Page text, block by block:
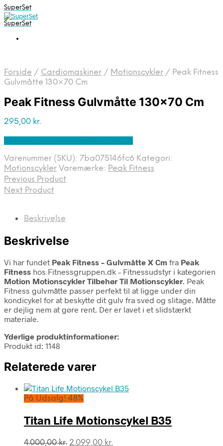
SuperSet
SuperSet
Forside / Cardiomaskiner / Motionscykler / Peak Fitness
Gulvmåtte 130×70 Cm
Peak Fitness Gulvmåtte 130×70 Cm
295,00 kr.
Varenummer (SKU): 7ba075146fc6 Kategori:
Motionscykler Varemærke: Peak Fitness
Previous Product
Next Product
Beskrivelse
Beskrivelse
Vi har fundet Peak Fitness – Gulvmåtte X Cm fra Peak
Fitness hos Fitnessgruppen.dk – Fitnessudstyr i kategorien
Motion Motionscykler Tilbehør Til Motionscykler. Peak
Fitness gulvmåtte passer perfekt til at ligge under din
kondicykel for at beskytte dit gulv fra sved og slitage. Måtte
er dejlig nem at gøre rent. Der er lavet i et slidstærkt
materiale.
Yderlige produktinformationer:
Produkt id: 1148
Relaterede varer
På Udsalg! 48%
Titan Life Motionscykel B35
4.000,00kr. Den
2.099,00 kr.